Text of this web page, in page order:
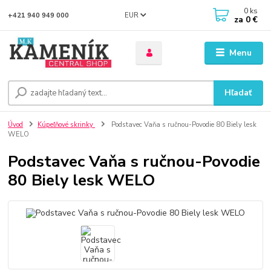
Menu
EUR
Hľadať
+421 940 949 000 0 ks
za 0 €
Úvod Kúpeľňové skrinky
Podstavec Vaňa s ručnou-Povodie 80 Biely lesk
WELO
Podstavec Vaňa s ručnou-Povodie
80 Biely lesk WELO